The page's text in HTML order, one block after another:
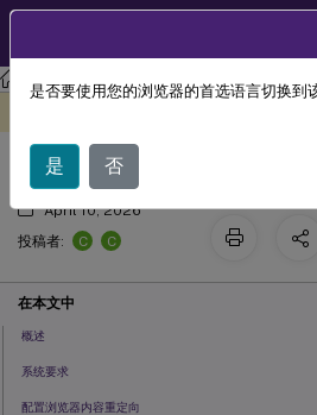
Linux 虚拟投递代理 Linux 虚拟投递
浏览器内容重定向
April 10, 2026
投稿者:
C C
在本文中
概述
系统要求
配置浏览器内容重定向
是否要使用您的浏览器的首选语言切换到
是 否